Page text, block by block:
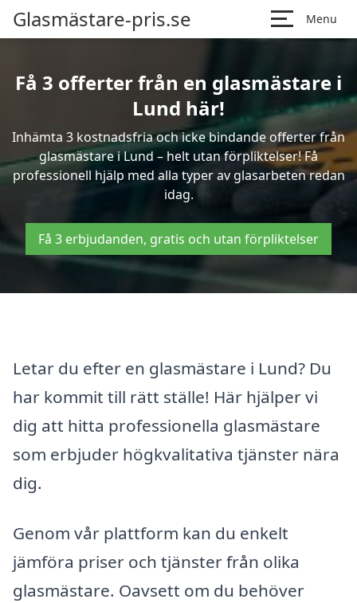
Glasmästare-pris.se Menu
Få 3 offerter från en glasmästare i
Lund här!
Inhämta 3 kostnadsfria och icke bindande offerter från
glasmästare i Lund – helt utan förpliktelser! Få
professionell hjälp med alla typer av glasarbeten redan
idag.
Få 3 erbjudanden, gratis och utan förpliktelser
Letar du efter en glasmästare i Lund? Du
har kommit till rätt ställe! Här hjälper vi
dig att hitta professionella glasmästare
som erbjuder högkvalitativa tjänster nära
dig.
Genom vår plattform kan du enkelt
jämföra priser och tjänster från olika
glasmästare. Oavsett om du behöver